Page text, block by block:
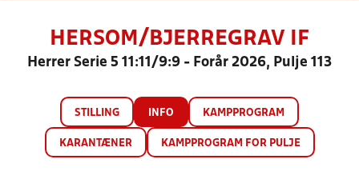
HERSOM/BJERREGRAV IF
Herrer Serie 5 11:11/9:9 - Forår 2026, Pulje 113
STILLING INFO KAMPPROGRAM
KARANTÆNER KAMPPROGRAM FOR PULJE